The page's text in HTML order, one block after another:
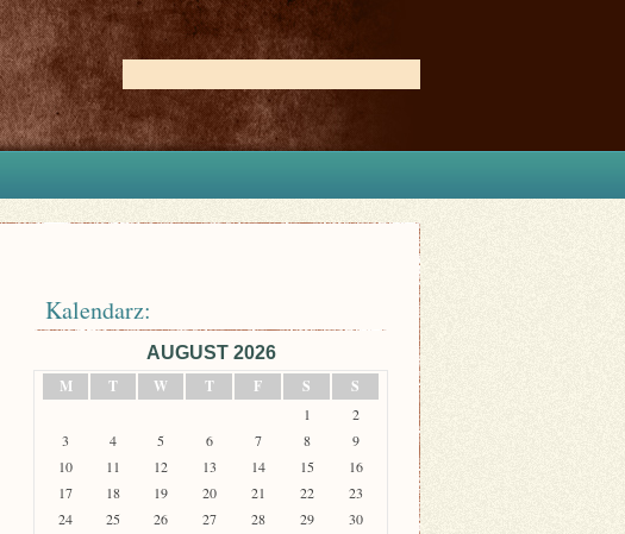
Kalendarz:
AUGUST 2026
M
T W T F S S
1
2
3
4 5 6 7 8
9
10
11 12 13 14 15
16
17
18 19 20 21 22
23
24
25 26 27 28 29
30